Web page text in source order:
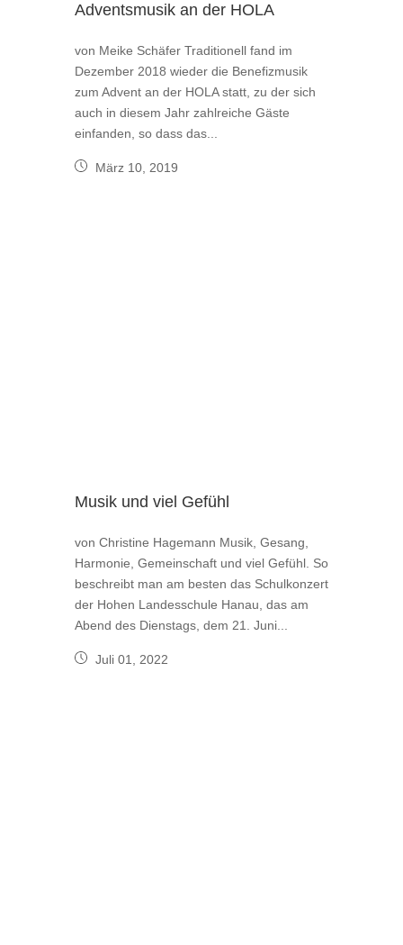
Adventsmusik an der HOLA
von Meike Schäfer Traditionell fand im
Dezember 2018 wieder die Benefizmusik
zum Advent an der HOLA statt, zu der sich
auch in diesem Jahr zahlreiche Gäste
einfanden, so dass das...
März 10, 2019
Musik und viel Gefühl
von Christine Hagemann Musik, Gesang,
Harmonie, Gemeinschaft und viel Gefühl. So
beschreibt man am besten das Schulkonzert
der Hohen Landesschule Hanau, das am
Abend des Dienstags, dem 21. Juni...
Juli 01, 2022